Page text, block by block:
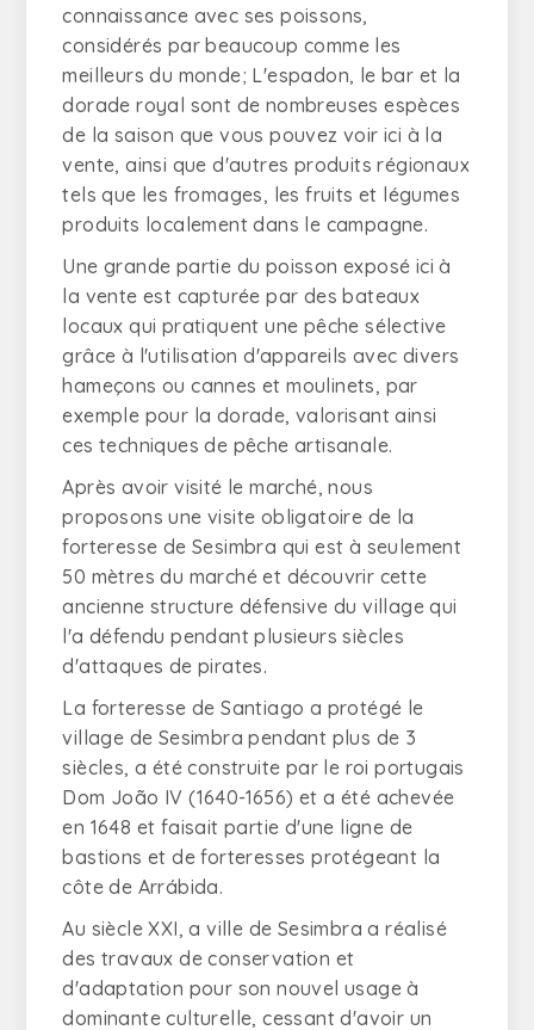
connaissance avec ses poissons,
considérés par beaucoup comme les
meilleurs du monde; L'espadon, le bar et la
dorade royal sont de nombreuses espèces
de la saison que vous pouvez voir ici à la
vente, ainsi que d'autres produits régionaux
tels que les fromages, les fruits et légumes
produits localement dans le campagne.
Une grande partie du poisson exposé ici à
la vente est capturée par des bateaux
locaux qui pratiquent une pêche sélective
grâce à l'utilisation d'appareils avec divers
hameçons ou cannes et moulinets, par
exemple pour la dorade, valorisant ainsi
ces techniques de pêche artisanale.
Après avoir visité le marché, nous
proposons une visite obligatoire de la
forteresse de Sesimbra qui est à seulement
50 mètres du marché et découvrir cette
ancienne structure défensive du village qui
l'a défendu pendant plusieurs siècles
d'attaques de pirates.
La forteresse de Santiago a protégé le
village de Sesimbra pendant plus de 3
siècles, a été construite par le roi portugais
Dom João IV (1640-1656) et a été achevée
en 1648 et faisait partie d'une ligne de
bastions et de forteresses protégeant la
côte de Arrábida.
Au siècle XXI, a ville de Sesimbra a réalisé
des travaux de conservation et
d'adaptation pour son nouvel usage à
dominante culturelle, cessant d'avoir un